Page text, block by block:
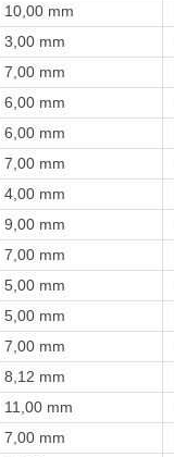
10,00 mm
3,00 mm
7,00 mm
6,00 mm
6,00 mm
7,00 mm
4,00 mm
9,00 mm
7,00 mm
5,00 mm
5,00 mm
7,00 mm
8,12 mm
11,00 mm
7,00 mm